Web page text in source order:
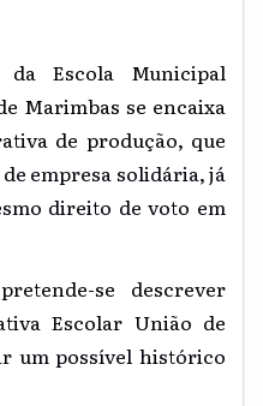
da Escola Municipal
Marimbas se encaixa
de produção, que
e empresa solidária, já
direito de voto em
se descrever
Escolar União de
um possível histórico